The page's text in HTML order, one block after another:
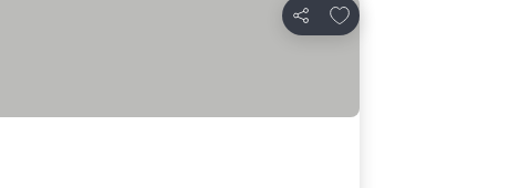
Jaa
Lisää suosikkeihin